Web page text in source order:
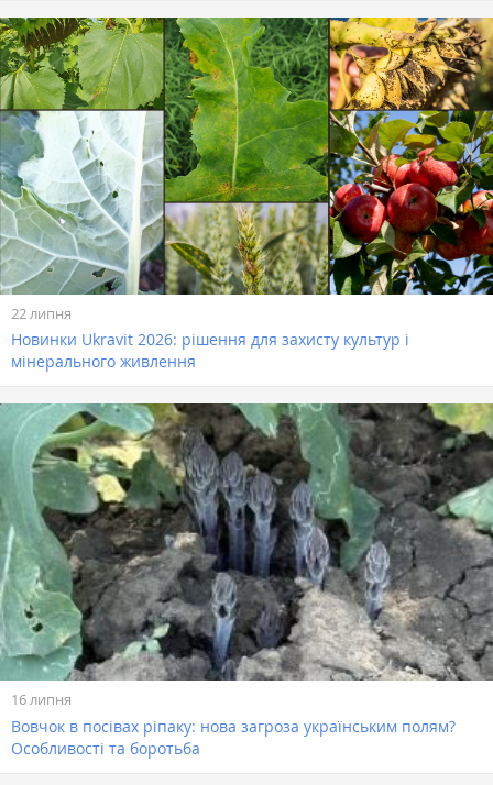
22 липня
Новинки Ukravit 2026: рішення для захисту культур і
мінерального живлення
16 липня
Вовчок в посівах ріпаку: нова загроза українським полям?
Особливості та боротьба